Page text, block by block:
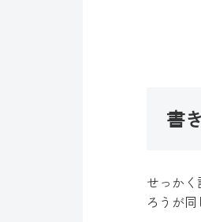
書
せっか
ろうが同